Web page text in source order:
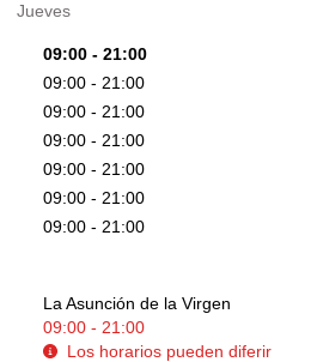
Jueves
09:00 - 21:00
09:00 - 21:00
09:00 - 21:00
09:00 - 21:00
09:00 - 21:00
09:00 - 21:00
09:00 - 21:00
La Asunción de la Virgen
09:00 - 21:00
Los horarios pueden diferir